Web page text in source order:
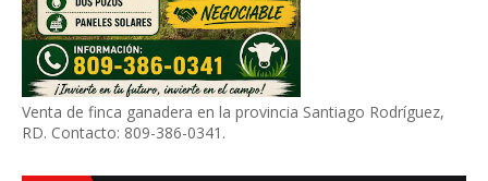
Venta de finca ganadera en la provincia Santiago Rodríguez,
RD. Contacto: 809-386-0341.